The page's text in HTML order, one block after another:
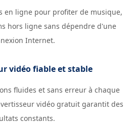
en ligne pour profiter de musique,
hors ligne sans dépendre d'une
Internet.
vidéo fiable et stable
fluides et sans erreur à chaque
vidéo gratuit garantit des
constants.